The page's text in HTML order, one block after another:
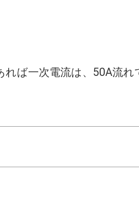
れば一次電流は、50A流